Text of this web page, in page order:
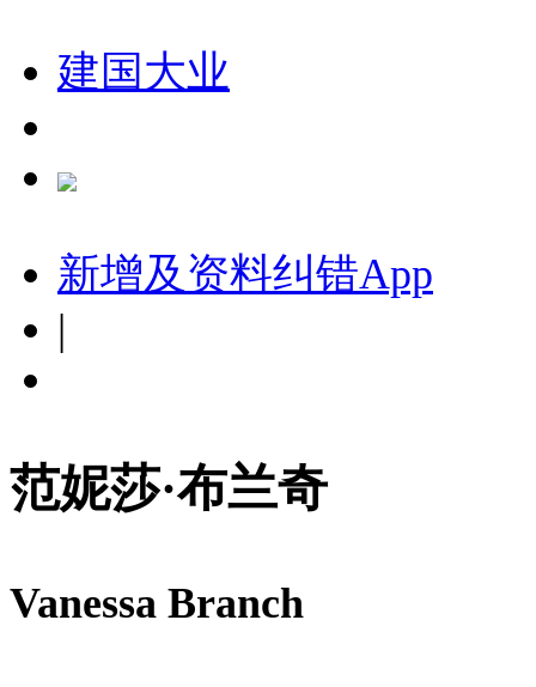
建国大业
新增及资料纠错App
|
范妮莎·布兰奇
Vanessa Branch